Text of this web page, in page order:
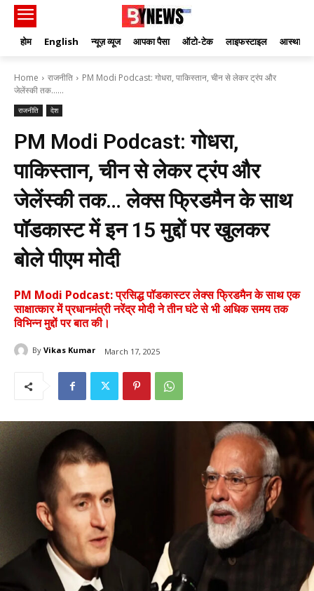
होम English न्यूज़ व्यूज आपका पैसा ऑटो-टेक लाइफस्टाइल आस्था
Home राजनीति
PM Modi Podcast: गोधरा, पाकिस्तान, चीन से लेकर ट्रंप और
जेलेंस्की तक…...
राजनीति देश
PM Modi Podcast: गोधरा,
पाकिस्तान, चीन से लेकर ट्रंप और
जेलेंस्की तक… लेक्स फ्रिडमैन के साथ
पॉडकास्ट में इन 15 मुद्दों पर खुलकर
बोले पीएम मोदी
PM Modi Podcast: प्रसिद्ध पॉडकास्टर लेक्स फ्रिडमैन के साथ एक
साक्षात्कार में प्रधानमंत्री नरेंद्र मोदी ने तीन घंटे से भी अधिक समय तक
विभिन्न मुद्दों पर बात की।
By Vikas Kumar March 17, 2025